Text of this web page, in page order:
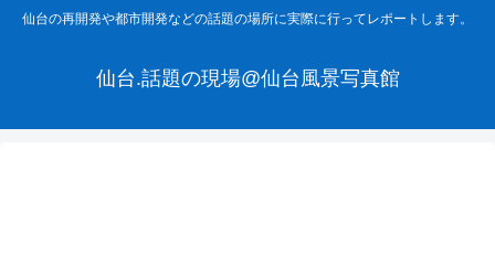
仙台の再開発や都市開発などの話題の場所に実際に行ってレポートします。
仙台.話題の現場@仙台風景写真館